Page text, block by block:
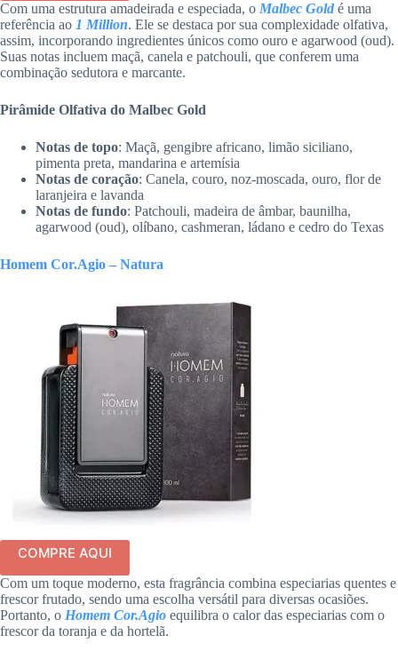
Com uma estrutura amadeirada e especiada, o Malbec Gold é uma
referência ao 1 Million. Ele se destaca por sua complexidade olfativa,
assim, incorporando ingredientes únicos como ouro e agarwood (oud).
Suas notas incluem maçã, canela e patchouli, que conferem uma
combinação sedutora e marcante.
Pirâmide Olfativa do Malbec Gold
Notas de topo: Maçã, gengibre africano, limão siciliano,
pimenta preta, mandarina e artemísia
Notas de coração: Canela, couro, noz-moscada, ouro, flor de
laranjeira e lavanda
Notas de fundo: Patchouli, madeira de âmbar, baunilha,
agarwood (oud), olíbano, cashmeran, ládano e cedro do Texas
Homem Cor.Agio – Natura
COMPRE AQUI
Com um toque moderno, esta fragrância combina especiarias quentes e
frescor frutado, sendo uma escolha versátil para diversas ocasiões.
Portanto, o Homem Cor.Agio equilibra o calor das especiarias com o
frescor da toranja e da hortelã.